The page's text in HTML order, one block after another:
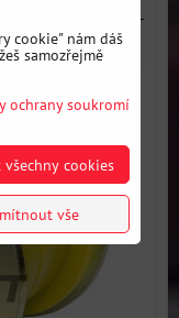
47mm SPORT
cookie" nám dáš
samozřejmě
ochrany soukromí
cookies
vše